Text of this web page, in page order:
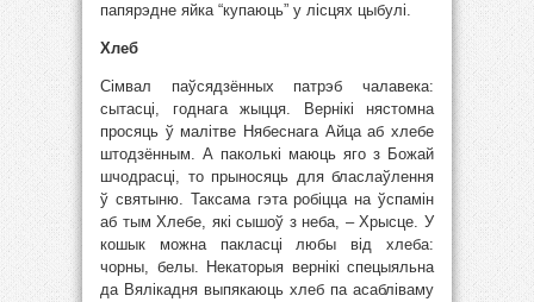
папярэдне яйка “купаюць” у лісцях цыбулі.
Хлеб
Сімвал паўсядзённых патрэб чалавека:
сытасці, годнага жыцця. Вернікі нястомна
просяць ў малітве Нябеснага Айца аб хлебе
штодзённым. А паколькі маюць яго з Божай
шчодрасці, то прыносяць для бласлаўлення
ў святыню. Таксама гэта робіцца на ўспамін
аб тым Хлебе, які сышоў з неба, – Хрысце. У
кошык можна пакласці любы від хлеба:
чорны, белы. Некаторыя вернікі спецыяльна
да Вялікадня выпякаюць хлеб па асабліваму